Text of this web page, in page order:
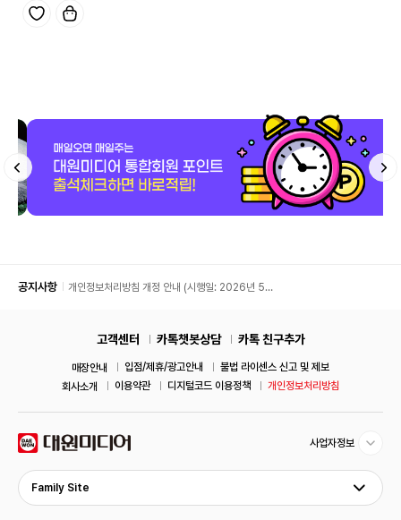
공지사항
개인정보처리방침 개정 안내 (시행일: 2026년 5월
고객센터 카톡챗봇상담 카톡 친구추가
매장안내 입점/제휴/광고안내
불법 라이센스 신고 및 제보
회사소개
이용약관 디지털코드 이용정책 개인정보처리방침
사업자정보
Family Site